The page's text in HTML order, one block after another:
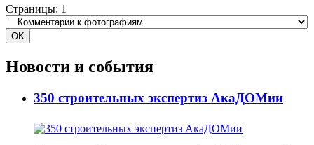
Страницы: 1
Новости и события
350 строительных экспертиз АкаДОМии